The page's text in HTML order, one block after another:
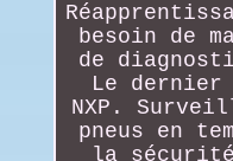
besoin de
de
Le
NXP.
pneus en
la